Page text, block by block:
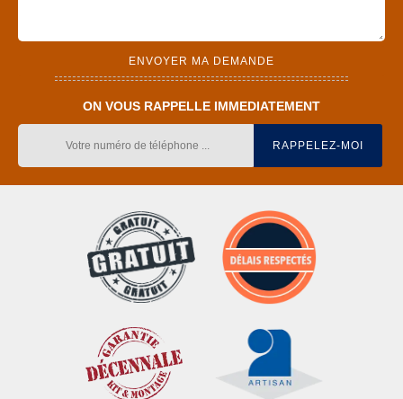
ON VOUS RAPPELLE IMMEDIATEMENT